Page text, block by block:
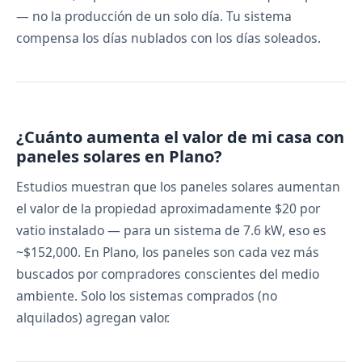
— no la producción de un solo día. Tu sistema
compensa los días nublados con los días soleados.
¿Cuánto aumenta el valor de mi casa con
paneles solares en Plano?
Estudios muestran que los paneles solares aumentan
el valor de la propiedad aproximadamente $20 por
vatio instalado — para un sistema de 7.6 kW, eso es
~$152,000. En Plano, los paneles son cada vez más
buscados por compradores conscientes del medio
ambiente. Solo los sistemas comprados (no
alquilados) agregan valor.